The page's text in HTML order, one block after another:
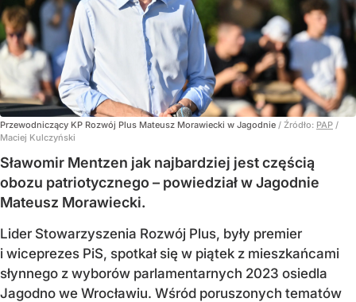
Przewodniczący KP Rozwój Plus Mateusz Morawiecki w Jagodnie / Źródło: PAP /
Maciej Kulczyński
Sławomir Mentzen jak najbardziej jest częścią
obozu patriotycznego – powiedział w Jagodnie
Mateusz Morawiecki.
Lider Stowarzyszenia Rozwój Plus, były premier
i wiceprezes PiS, spotkał się w piątek z mieszkańcami
słynnego z wyborów parlamentarnych 2023 osiedla
Jagodno we Wrocławiu. Wśród poruszonych tematów